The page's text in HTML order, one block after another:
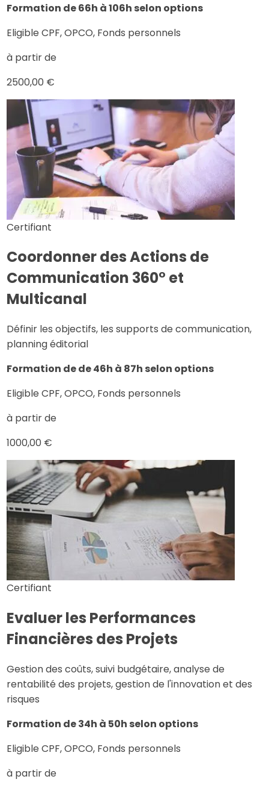
Formation de 66h à 106h selon options
Eligible CPF, OPCO, Fonds personnels
à partir de
2500,00 €
Certifiant
Coordonner des Actions de
Communication 360° et
Multicanal
Définir les objectifs, les supports de communication,
planning éditorial
Formation de de 46h à 87h selon options
Eligible CPF, OPCO, Fonds personnels
à partir de
1000,00 €
Certifiant
Evaluer les Performances
Financières des Projets
Gestion des coûts, suivi budgétaire, analyse de
rentabilité des projets, gestion de l'innovation et des
risques
Formation de 34h à 50h selon options
Eligible CPF, OPCO, Fonds personnels
à partir de